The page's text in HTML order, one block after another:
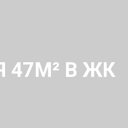
47М² В ЖК